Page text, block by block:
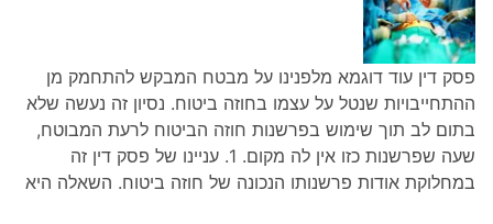
פסק דין עוד דוגמא מלפנינו על מבטח המבקש להתחמק מן
ההתחייבויות שנטל על עצמו בחוזה ביטוח. נסיון זה נעשה שלא
בתום לב תוך שימוש בפרשנות חוזה הביטוח לרעת המבוטח,
שעה שפרשנות כזו אין לה מקום. 1. עניינו של פסק דין זה
במחלוקת אודות פרשנותו הנכונה של חוזה ביטוח. השאלה היא